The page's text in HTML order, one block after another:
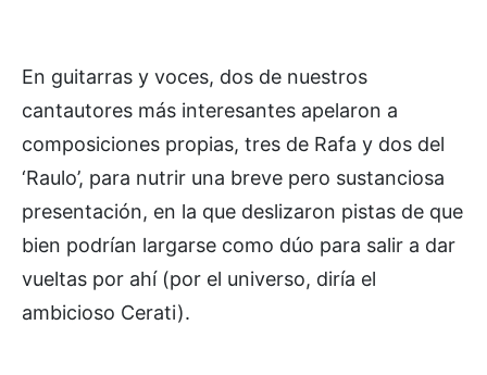
En guitarras y voces, dos de nuestros
cantautores más interesantes apelaron a
composiciones propias, tres de Rafa y dos del
‘Raulo’, para nutrir una breve pero sustanciosa
presentación, en la que deslizaron pistas de que
bien podrían largarse como dúo para salir a dar
vueltas por ahí (por el universo, diría el
ambicioso Cerati).